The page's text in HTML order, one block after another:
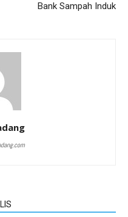
Bank Sampah Induk